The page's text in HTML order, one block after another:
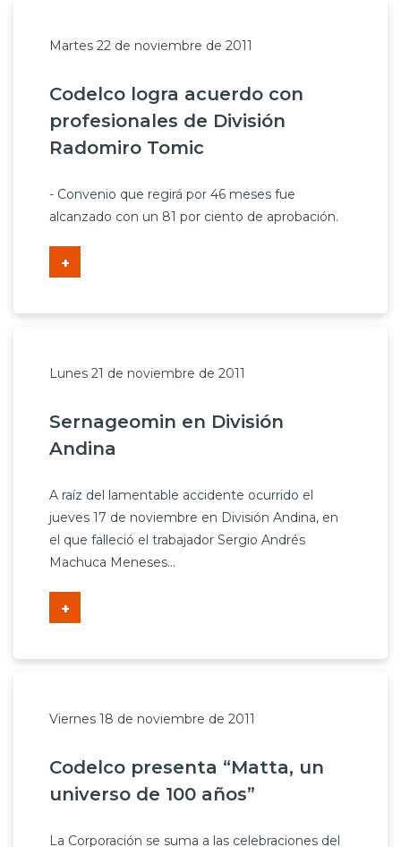
Martes 22 de noviembre de 2011
Codelco logra acuerdo con
profesionales de División
Radomiro Tomic
- Convenio que regirá por 46 meses fue
alcanzado con un 81 por ciento de aprobación.
+
Lunes 21 de noviembre de 2011
Sernageomin en División
Andina
A raíz del lamentable accidente ocurrido el
jueves 17 de noviembre en División Andina, en
el que falleció el trabajador Sergio Andrés
Machuca Meneses...
+
Viernes 18 de noviembre de 2011
Codelco presenta “Matta, un
universo de 100 años”
La Corporación se suma a las celebraciones del